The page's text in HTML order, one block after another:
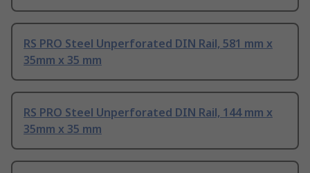
RS PRO Steel Unperforated DIN Rail, 581 mm x
35mm x 35 mm
RS PRO Steel Unperforated DIN Rail, 144 mm x
35mm x 35 mm